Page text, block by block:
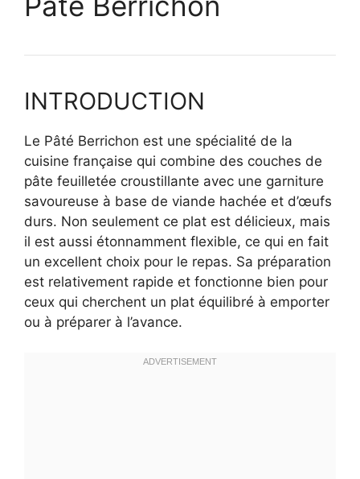
INTRODUCTION
Le Pâté Berrichon est une spécialité de la
cuisine française qui combine des couches de
pâte feuilletée croustillante avec une garniture
savoureuse à base de viande hachée et d’œufs
durs. Non seulement ce plat est délicieux, mais
il est aussi étonnamment flexible, ce qui en fait
un excellent choix pour le repas. Sa préparation
est relativement rapide et fonctionne bien pour
ceux qui cherchent un plat équilibré à emporter
ou à préparer à l’avance.